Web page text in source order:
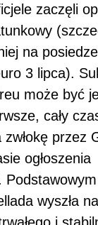
zaczęli
na
3 lipca).
może być
cały
zwłokę przez
ogłoszenia
wyszła